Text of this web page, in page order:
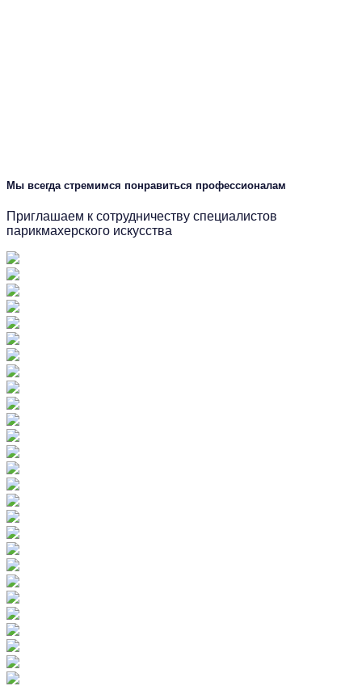
Мы всегда стремимся понравиться профессионалам
Приглашаем к сотрудничеству специалистов
парикмахерского искусства